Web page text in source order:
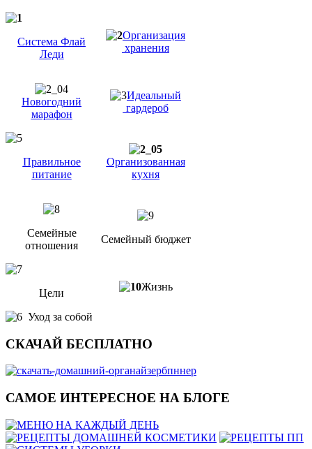
Система Флай
Леди
Организация
хранения
Новогодний
марафон
Идеальный
гардероб
Правильное
питание
Организованная
кухня
Семейные
отношения
Семейный бюджет
Цели
Жизнь
Уход за собой
СКАЧАЙ БЕСПЛАТНО
САМОЕ ИНТЕРЕСНОЕ НА БЛОГЕ